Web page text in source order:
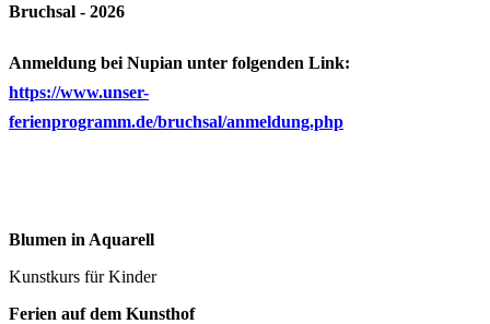
Bruchsal - 2026
Anmeldung bei Nupian unter folgenden Link:
https://www.unser-
ferienprogramm.de/bruchsal/anmeldung.php
Blumen in Aquarell
Kunstkurs für Kinder
Ferien auf dem Kunsthof